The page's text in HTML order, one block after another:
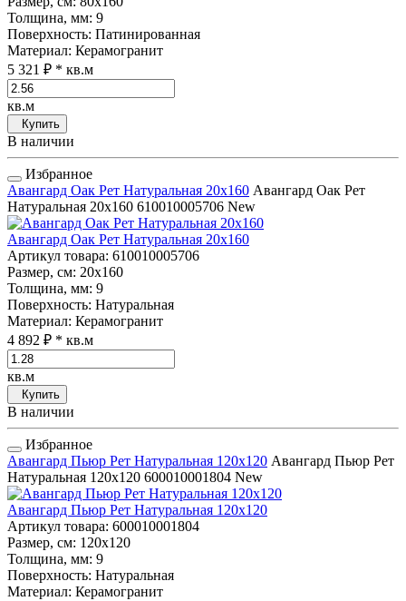
Толщина, мм: 9
Поверхность: Патинированная
Материал: Керамогранит
5 321 ₽ * кв.м
кв.м
Купить
В наличии
Избранное
Авангард Оак Рет Натуральная 20x160 Авангард Оак Рет
Натуральная 20x160 610010005706 New
Авангард Оак Рет Натуральная 20x160
Артикул товара: 610010005706
Размер, см: 20x160
Толщина, мм: 9
Поверхность: Натуральная
Материал: Керамогранит
4 892 ₽ * кв.м
кв.м
Купить
В наличии
Избранное
Авангард Пьюр Рет Натуральная 120x120 Авангард Пьюр Рет
Натуральная 120x120 600010001804 New
Авангард Пьюр Рет Натуральная 120x120
Артикул товара: 600010001804
Размер, см: 120x120
Толщина, мм: 9
Поверхность: Натуральная
Материал: Керамогранит